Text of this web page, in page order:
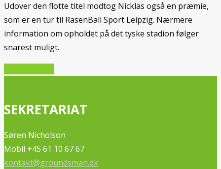
Udover den flotte titel modtog Nicklas også en præmie,
som er en tur til RasenBall Sport Leipzig. Nærmere
information om opholdet på det tyske stadion følger
snarest muligt.
SEKRETARIAT
Søren Nicholson
Mobil +45 61 10 67 67
kontakt@groundsman.dk